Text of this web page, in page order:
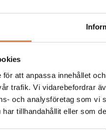
att anpassa innehållet
trafik. Vi vidarebefordrar
och analysföretag som
tillhandahållit eller som
Strömprob
Chauvin Arnoux